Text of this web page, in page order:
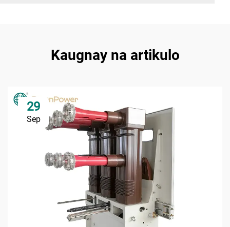
Kaugnay na artikulo
29
Sep